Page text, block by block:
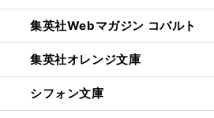
集英社Webマガジン コバルト
集英社オレンジ文庫
シフォン文庫